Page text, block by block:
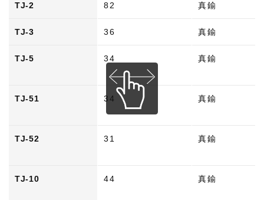
TJ-2 82 真鍮
TJ-3 36 真鍮
TJ-5 34 真鍮
TJ-51 34 真鍮
TJ-52 31 真鍮
TJ-10 44 真鍮